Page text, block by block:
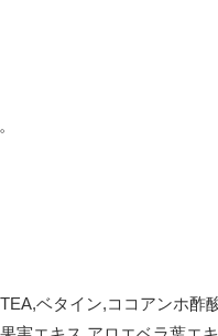
ベタイン,ココアンホ酢